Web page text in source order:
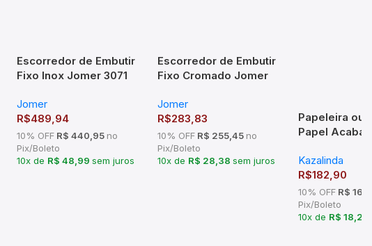
Escorredor de Embutir
Fixo Inox Jomer 3071
Jomer
R$489,94
10% OFFR$ 440,95 no
Pix/Boleto
10x de R$ 48,99 sem juros
Escorredor de Embutir
Fixo Cromado Jomer
Jomer
R$283,83
10% OFFR$ 255,45 no
Pix/Boleto
10x de R$ 28,38 sem juros
Papeleira ou
Papel
Kazalinda
R$182,90
10% OFFR$
Pix/Boleto
10x de R$ 18,29